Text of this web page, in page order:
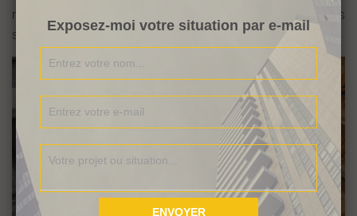
moyen d’investissement, nous avons le choix entre l’or sous
sa forme physique ou non physique.
Exposez-moi votre situation par e-mail